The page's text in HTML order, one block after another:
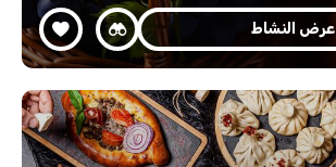
عرض النشاط